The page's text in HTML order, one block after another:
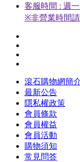
客服時間 : 週
※非營業時間
滾石購物網簡
最新公告
隱私權政策
會員條款
會員權益
會員活動
購物須知
常見問答